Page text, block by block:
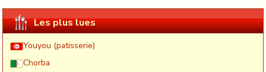
Les plus lues
Youyou (patisserie)
Chorba